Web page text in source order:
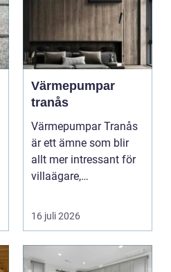
Värmepumpar
tranås
Värmepumpar Tranås
är ett ämne som blir
allt mer intressant för
villaägare,
o...
16 juli 2026